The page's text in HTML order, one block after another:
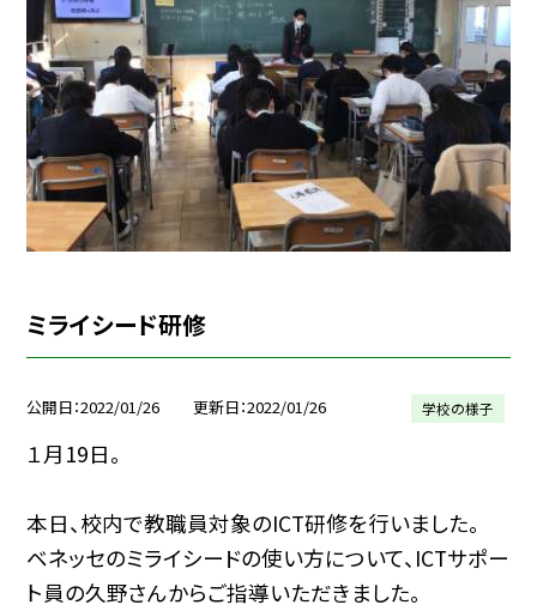
ミライシード研修
公開日 2022/01/26 更新日 2022/01/26 学校の様子
１月19日。
本日、校内で教職員対象のICT研修を行いました。
ベネッセのミライシードの使い方について、ICTサポー
ト員の久野さんからご指導いただきました。